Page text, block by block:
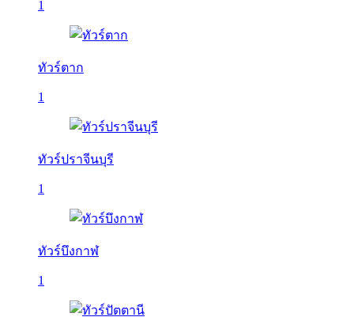
1
ทัวร์ตาก
1
ทัวร์ปราจีนบุรี
1
ทัวร์บึงกาฬ
1